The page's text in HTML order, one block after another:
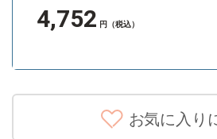
4,752 円（税込）